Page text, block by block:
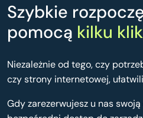
Szybkie
pomocą kilku
Niezależnie od tego, czy
czy strony internetowej,
Gdy zarezerwujesz u nas